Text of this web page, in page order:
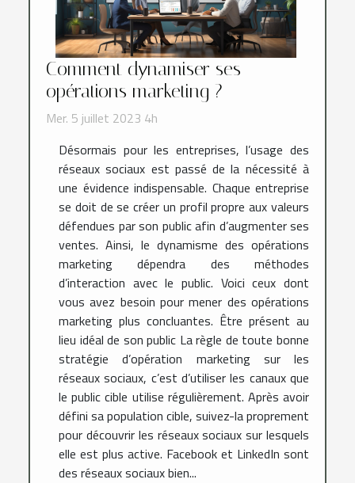
Comment dynamiser ses
opérations marketing ?
Mer. 5 juillet 2023 4h
Désormais pour les entreprises, l’usage des
réseaux sociaux est passé de la nécessité à
une évidence indispensable. Chaque entreprise
se doit de se créer un profil propre aux valeurs
défendues par son public afin d’augmenter ses
ventes. Ainsi, le dynamisme des opérations
marketing dépendra des méthodes
d’interaction avec le public. Voici ceux dont
vous avez besoin pour mener des opérations
marketing plus concluantes. Être présent au
lieu idéal de son public La règle de toute bonne
stratégie d’opération marketing sur les
réseaux sociaux, c’est d’utiliser les canaux que
le public cible utilise régulièrement. Après avoir
défini sa population cible, suivez-la proprement
pour découvrir les réseaux sociaux sur lesquels
elle est plus active. Facebook et LinkedIn sont
des réseaux sociaux bien...